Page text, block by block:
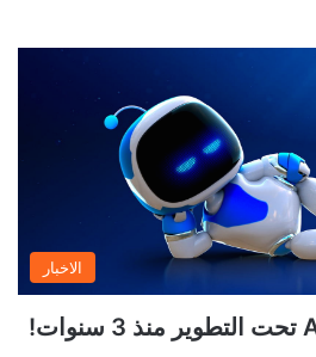
الاخبار